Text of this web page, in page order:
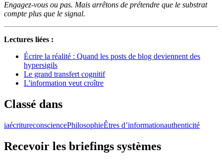
Engagez-vous ou pas. Mais arrêtons de prétendre que le substrat
compte plus que le signal.
Lectures liées :
Écrire la réalité : Quand les posts de blog deviennent des
hypersigils
Le grand transfert cognitif
L'information veut croître
Classé dans
iaécritureconsciencePhilosophieÊtres d’informationauthenticité
Recevoir les briefings systèmes